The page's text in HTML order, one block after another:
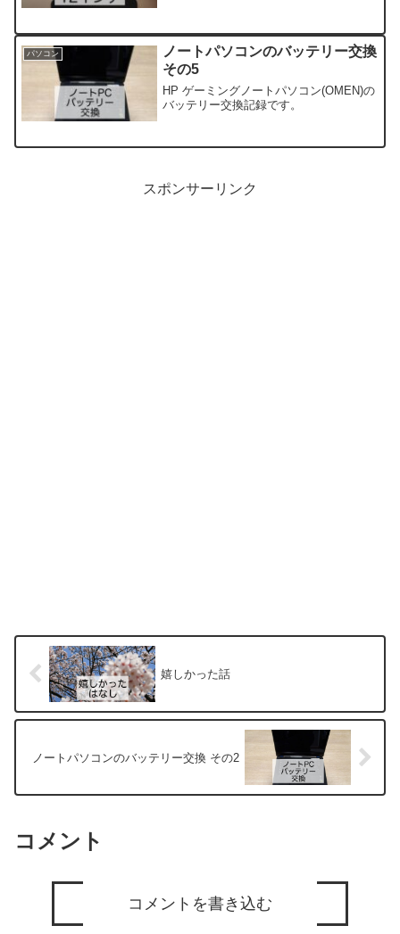
パソコン
ノートパソコンのバッテリー交換
その5
HP ゲーミングノートパソコン(OMEN)の
バッテリー交換記録です。
スポンサーリンク
嬉しかった話
ノートパソコンのバッテリー交換 その2
コメント
コメントを書き込む